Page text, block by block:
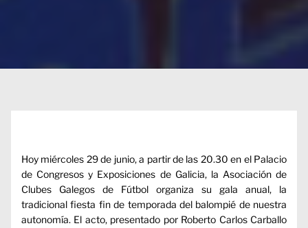
Hoy miércoles 29 de junio, a partir de las 20.30 en el Palacio
de Congresos y Exposiciones de Galicia, la Asociación de
Clubes Galegos de Fútbol organiza su gala anual, la
tradicional fiesta fin de temporada del balompié de nuestra
autonomía. El acto, presentado por Roberto Carlos Carballo